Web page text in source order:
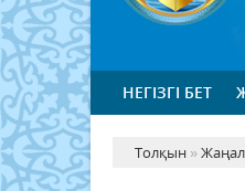
НЕГІЗГІ БЕТ
Толқын »